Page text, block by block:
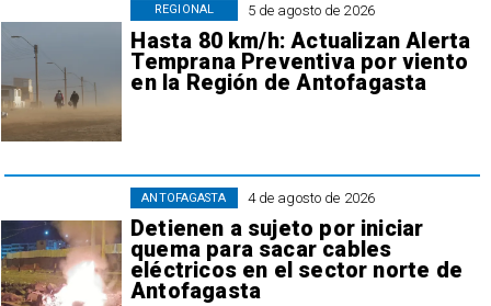
5 de agosto de 2026
Hasta 80 km/h: Actualizan Alerta
Temprana Preventiva por viento
en la Región de Antofagasta
REGIONAL
4 de agosto de 2026
Detienen a sujeto por iniciar
quema para sacar cables
eléctricos en el sector norte de
Antofagasta
ANTOFAGASTA